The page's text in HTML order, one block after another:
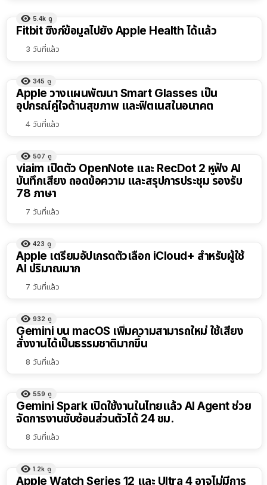
5.4k ดู
Fitbit ซิงก์ข้อมูลไปยัง Apple Health ได้แล้ว
3 วันที่แล้ว
345 ดู
Apple วางแผนพัฒนา Smart Glasses เป็น
อุปกรณ์คู่ใจด้านสุขภาพ และฟิตเนสในอนาคต
4 วันที่แล้ว
507 ดู
viaim เปิดตัว OpenNote และ RecDot 2 หูฟัง AI
บันทึกเสียง ถอดข้อความ และสรุปการประชุม รองรับ
78 ภาษา
7 วันที่แล้ว
423 ดู
Apple เตรียมอัปเกรดตัวเลือก iCloud+ สำหรับผู้ใช้
AI ปริมาณมาก
7 วันที่แล้ว
932 ดู
Gemini บน macOS เพิ่มความสามารถใหม่ ใช้เสียง
สั่งงานได้เป็นธรรมชาติมากขึ้น
8 วันที่แล้ว
559 ดู
Gemini Spark เปิดใช้งานในไทยแล้ว AI Agent ช่วย
จัดการงานซับซ้อนส่วนตัวได้ 24 ชม.
8 วันที่แล้ว
1.2k ดู
Apple Watch Series 12 และ Ultra 4 อาจไม่มีการ